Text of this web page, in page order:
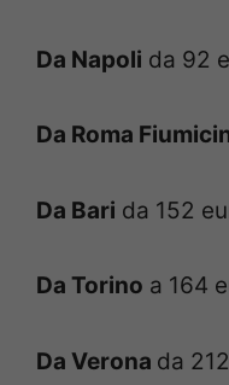
Da Napoli da 92
Da Roma
Da Bari da 152
Da Torino a 164
Da Verona da